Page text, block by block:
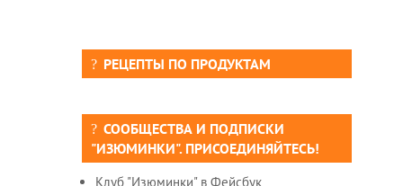
РЕЦЕПТЫ ПО ПРОДУКТАМ
СООБЩЕСТВА И ПОДПИСКИ
"ИЗЮМИНКИ". ПРИСОЕДИНЯЙТЕСЬ!
Клуб "Изюминки" в Фейсбук